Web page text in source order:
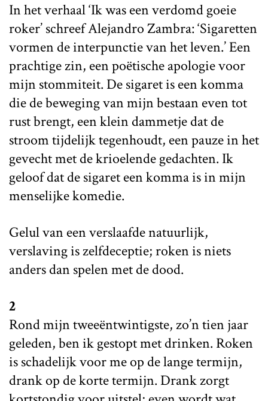
In het verhaal ‘Ik was een verdomd goeie
roker’ schreef Alejandro Zambra: ‘Sigaretten
vormen de interpunctie van het leven.’ Een
prachtige zin, een poëtische apologie voor
mijn stommiteit. De sigaret is een komma
die de beweging van mijn bestaan even tot
rust brengt, een klein dammetje dat de
stroom tijdelijk tegenhoudt, een pauze in het
gevecht met de krioelende gedachten. Ik
geloof dat de sigaret een komma is in mijn
menselijke komedie.
Gelul van een verslaafde natuurlijk,
verslaving is zelfdeceptie; roken is niets
anders dan spelen met de dood.
2
Rond mijn tweeëntwintigste, zo’n tien jaar
geleden, ben ik gestopt met drinken. Roken
is schadelijk voor me op de lange termijn,
drank op de korte termijn. Drank zorgt